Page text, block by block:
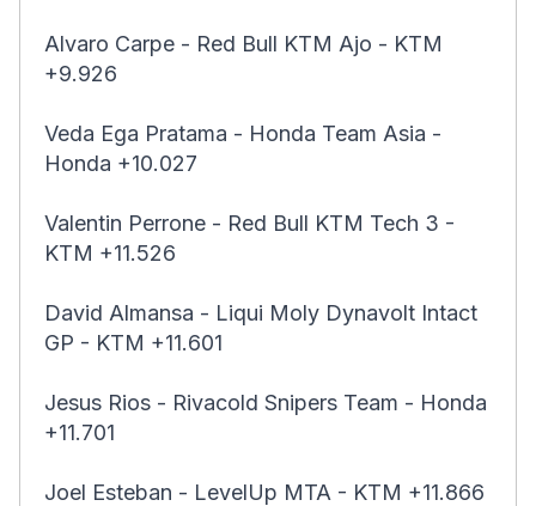
Alvaro Carpe - Red Bull KTM Ajo - KTM
+9.926
Veda Ega Pratama - Honda Team Asia -
Honda +10.027
Valentin Perrone - Red Bull KTM Tech 3 -
KTM +11.526
David Almansa - Liqui Moly Dynavolt Intact
GP - KTM +11.601
Jesus Rios - Rivacold Snipers Team - Honda
+11.701
Joel Esteban - LevelUp MTA - KTM +11.866